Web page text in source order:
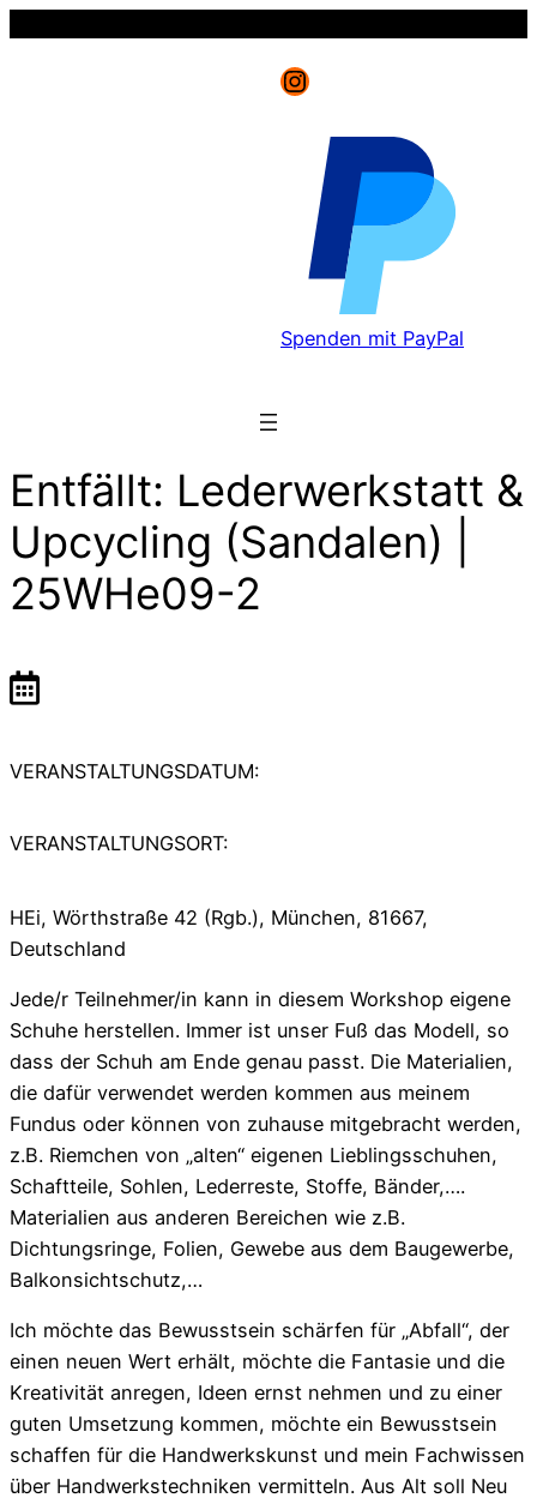
Instagram
Spenden mit PayPal
Entfällt: Lederwerkstatt &
Upcycling (Sandalen) |
25WHe09-2
VERANSTALTUNGSDATUM:
VERANSTALTUNGSORT:
HEi, Wörthstraße 42 (Rgb.), München, 81667,
Deutschland
Jede/r Teilnehmer/in kann in diesem Workshop eigene
Schuhe herstellen. Immer ist unser Fuß das Modell, so
dass der Schuh am Ende genau passt. Die Materialien,
die dafür verwendet werden kommen aus meinem
Fundus oder können von zuhause mitgebracht werden,
z.B. Riemchen von „alten“ eigenen Lieblingsschuhen,
Schaftteile, Sohlen, Lederreste, Stoffe, Bänder,….
Materialien aus anderen Bereichen wie z.B.
Dichtungsringe, Folien, Gewebe aus dem Baugewerbe,
Balkonsichtschutz,…
Ich möchte das Bewusstsein schärfen für „Abfall“, der
einen neuen Wert erhält, möchte die Fantasie und die
Kreativität anregen, Ideen ernst nehmen und zu einer
guten Umsetzung kommen, möchte ein Bewusstsein
schaffen für die Handwerkskunst und mein Fachwissen
über Handwerkstechniken vermitteln. Aus Alt soll Neu